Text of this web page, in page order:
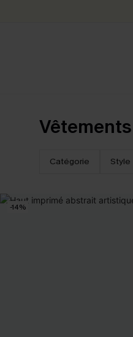
Vêtements
Catégorie Style
-14%